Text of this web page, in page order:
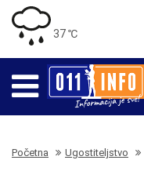
37 ℃
Početna Ugostiteljstvo